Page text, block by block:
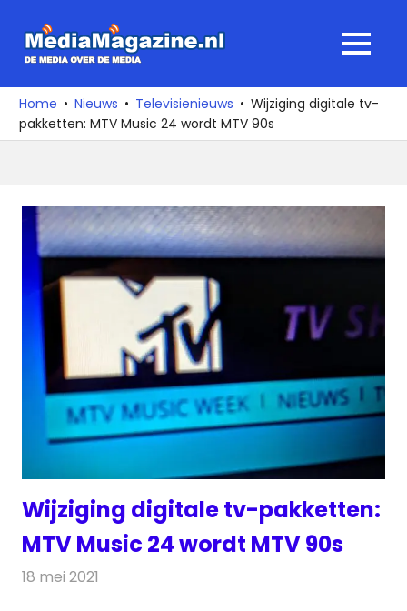
naar
media
over
de
MENU
Home Nieuws Televisienieuws
Wijziging digitale tv-
pakketten: MTV Music 24 wordt MTV 90s
Wijziging digitale tv-pakketten:
MTV Music 24 wordt MTV 90s
18 mei 2021